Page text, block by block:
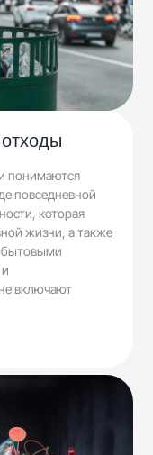
понимаются
повседневной
которая
жизни, а также
бытовыми
включают